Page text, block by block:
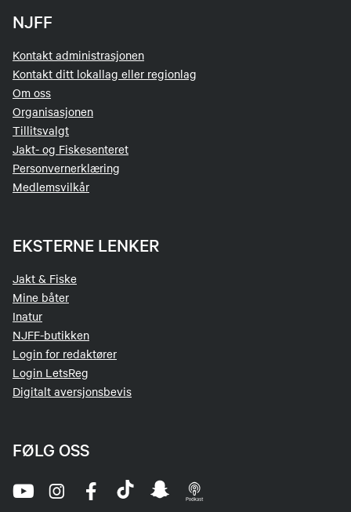
NJFF
Kontakt administrasjonen
Kontakt ditt lokallag eller regionlag
Om oss
Organisasjonen
Tillitsvalgt
Jakt- og Fiskesenteret
Personvernerklæring
Medlemsvilkår
EKSTERNE LENKER
Jakt & Fiske
Mine båter
Inatur
NJFF-butikken
Login for redaktører
Login LetsReg
Digitalt aversjonsbevis
FØLG OSS